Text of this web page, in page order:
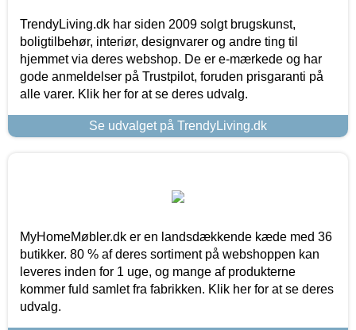
TrendyLiving.dk har siden 2009 solgt brugskunst,
boligtilbehør, interiør, designvarer og andre ting til
hjemmet via deres webshop. De er e-mærkede og har
gode anmeldelser på Trustpilot, foruden prisgaranti på
alle varer. Klik her for at se deres udvalg.
Se udvalget på TrendyLiving.dk
MyHomeMøbler.dk er en landsdækkende kæde med 36
butikker. 80 % af deres sortiment på webshoppen kan
leveres inden for 1 uge, og mange af produkterne
kommer fuld samlet fra fabrikken. Klik her for at se deres
udvalg.